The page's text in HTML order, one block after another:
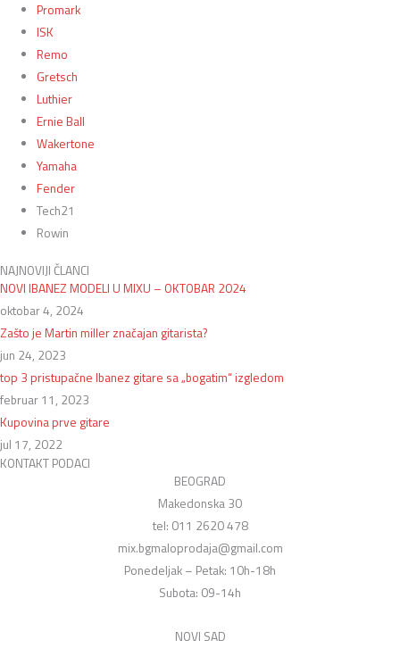
Promark
ISK
Remo
Gretsch
Luthier
Ernie Ball
Wakertone
Yamaha
Fender
Tech21
Rowin
NAJNOVIJI ČLANCI
NOVI IBANEZ MODELI U MIXU – OKTOBAR 2024
oktobar 4, 2024
Zašto je Martin miller značajan gitarista?
jun 24, 2023
top 3 pristupačne Ibanez gitare sa „bogatim“ izgledom
februar 11, 2023
Kupovina prve gitare
jul 17, 2022
KONTAKT PODACI
BEOGRAD
Makedonska 30
tel: 011 2620 478
mix.bgmaloprodaja@gmail.com
Ponedeljak – Petak: 10h-18h
Subota: 09-14h
NOVI SAD